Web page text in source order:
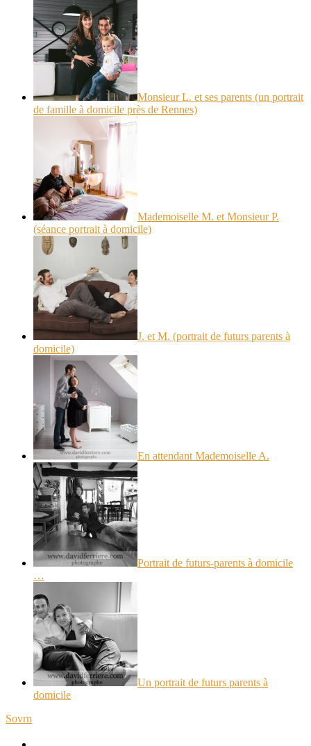
Monsieur L. et ses parents (un portrait
de famille à domicile près de Rennes)
Mademoiselle M. et Monsieur P.
(séance portrait à domicile)
J. et M. (portrait de futurs parents à
domicile)
En attendant Mademoiselle A.
Portrait de futurs-parents à domicile
…
Un portrait de futurs parents à
domicile
Sovrn